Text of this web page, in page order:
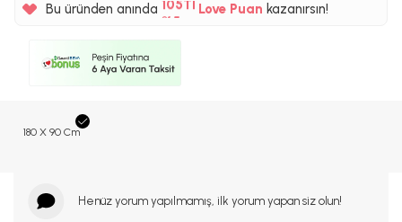
Bu üründen anında %5 Love Puankazanırsın!
180 X 90 Cm
Henüz yorum yapılmamış, ilk yorum yapan siz olun!